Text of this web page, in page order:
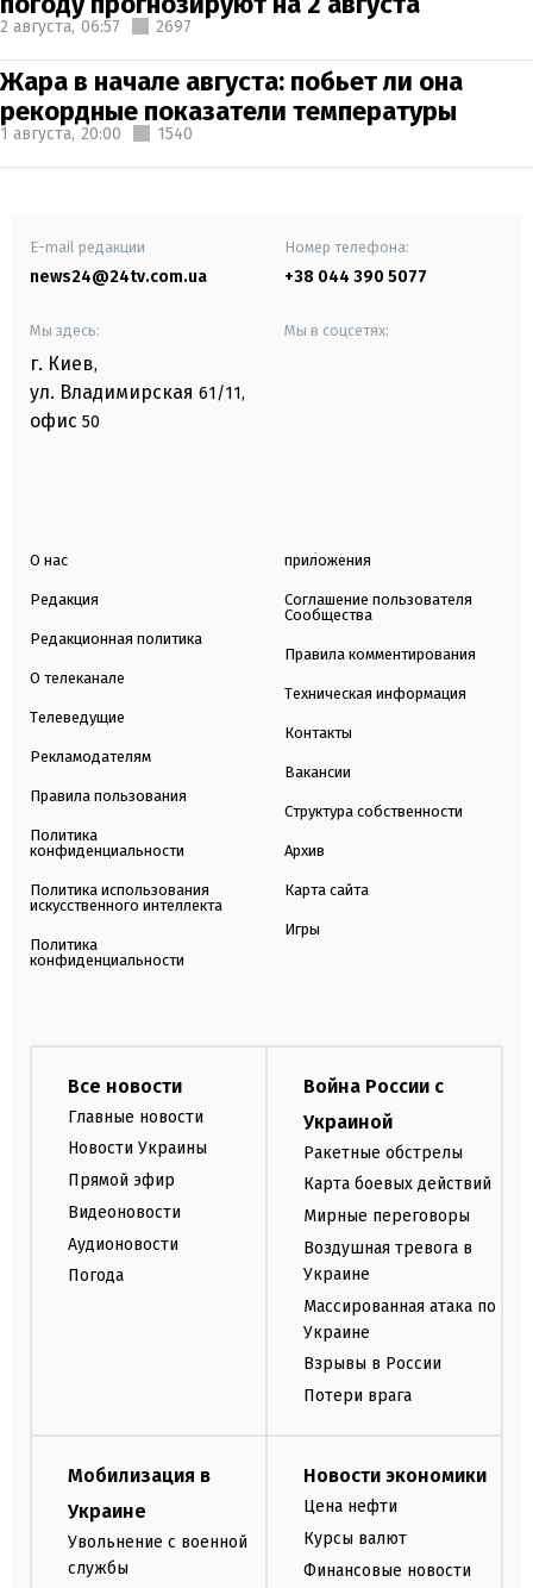
2 августа, 06:57 2697
Жара в начале августа: побьет ли она
рекордные показатели температуры
1 августа, 20:00 1540
E-mail редакции
news24@24tv.com.ua
Номер телефона:
+38 044 390 5077
Мы здесь:
г. Киев,
ул. Владимирская 61/11,
офис 50
Мы в соцсетях:
О нас
Редакция
Редакционная политика
О телеканале
Телеведущие
Рекламодателям
Правила пользования
Политика
конфиденциальности
Политика использования
искусственного интеллекта
Политика
конфиденциальности
приложения
Соглашение пользователя
Сообщества
Правила комментирования
Техническая информация
Контакты
Вакансии
Структура собственности
Архив
Карта сайта
Игры
Все новости
Главные новости
Новости Украины
Прямой эфир
Видеоновости
Аудионовости
Погода
Война России с
Украиной
Ракетные обстрелы
Карта боевых действий
Мирные переговоры
Воздушная тревога в
Украине
Массированная атака по
Украине
Взрывы в России
Потери врага
Мобилизация в
Украине
Увольнение с военной
службы
Новости экономики
Цена нефти
Курсы валют
Финансовые новости